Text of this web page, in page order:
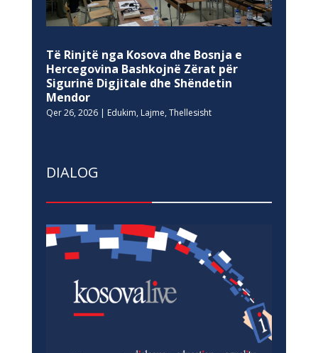
Të Rinjtë nga Kosova dhe Bosnja e
Hercegovina Bashkojnë Zërat për
Sigurinë Digjitale dhe Shëndetin
Mendor
Qer 26, 2026| Edukim, Lajme, Thellesisht
DIALOG